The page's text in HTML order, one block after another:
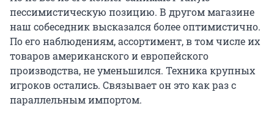
пессимистическую позицию. В другом магазине
наш собеседник высказался более оптимистично.
По его наблюдениям, ассортимент, в том числе их
товаров американского и европейского
производства, не уменьшился. Техника крупных
игроков остались. Связывает он это как раз с
параллельным импортом.